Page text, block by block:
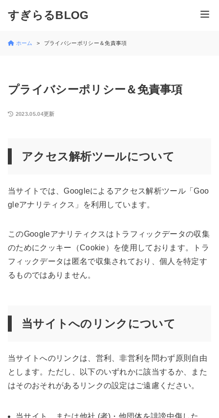
すぎらるBLOG
ホーム プライバシーポリシー＆免責事項
プライバシーポリシー＆免責事項
2023.05.04更新
アクセス解析ツールについて
当サイトでは、Googleによるアクセス解析ツール「Goo
gleアナリティクス」を利用しています。
このGoogleアナリティクスはトラフィックデータの収集
のためにクッキー（Cookie）を使用しております。トラ
フィックデータは匿名で収集されており、個人を特定す
るものではありません。
当サイトへのリンクについて
当サイトへのリンクは、営利、非営利を問わず原則自由
とします。ただし、以下のいずれかに該当するか、また
はそのおそれがあるリンクの設定はご遠慮ください。